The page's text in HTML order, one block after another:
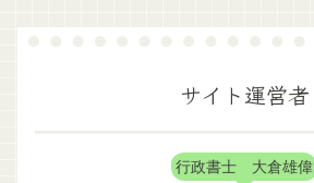
サイト運営者
行政書士 大倉雄偉